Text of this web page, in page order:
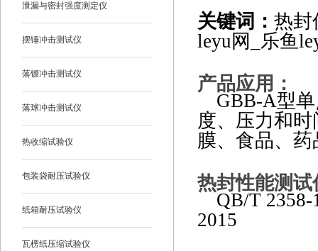
泄漏与密封强度测定仪
摆锤冲击测试仪
落镖冲击测试仪
落球冲击测试仪
热收缩试验仪
包装袋耐压试验仪
纸箱耐压试验仪
瓦楞纸压缩试验仪
关键词： 热封
leyu网_乐鱼
产品应用：
GBB-A型
度、压力和
膜、食品、
热封性能测
QB/T 2358-
2015